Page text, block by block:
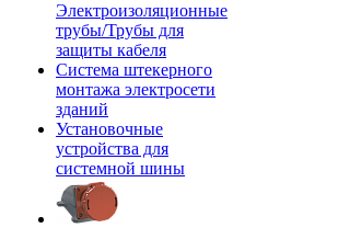
Электроизоляционные
трубы/Трубы для
защиты кабеля
Система штекерного
монтажа электросети
зданий
Установочные
устройства для
системной шины